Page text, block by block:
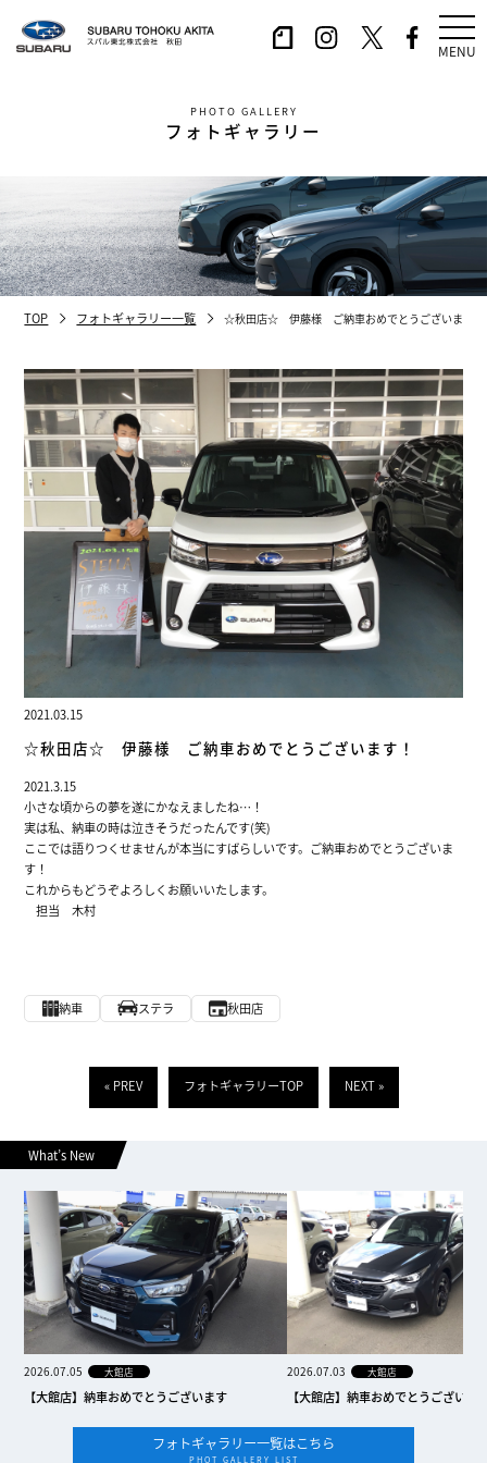
MENU
PHOTO GALLERY
フォトギャラリー
TOP フォトギャラリー一覧 ☆秋田店☆ 伊藤様 ご納車おめでとうございます！
2021.03.15
☆秋田店☆ 伊藤様 ご納車おめでとうございます！
2021.3.15
小さな頃からの夢を遂にかなえましたね…！
実は私、納車の時は泣きそうだったんです(笑)
ここでは語りつくせませんが本当にすばらしいです。ご納車おめでとうございま
す！
これからもどうぞよろしくお願いいたします。
担当 木村
納車 ステラ 秋田店
« PREV フォトギャラリーTOP NEXT »
What’s New
2026.07.05 大館店
【大館店】納車おめでとうございます
2026.07.03 大館店
【大館店】納車おめでとうございま
フォトギャラリー一覧はこちら
PHOT GALLERY LIST